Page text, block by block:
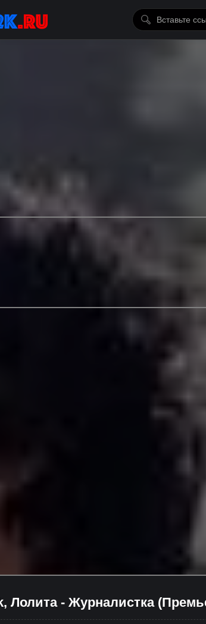
Лолита - Журналистка